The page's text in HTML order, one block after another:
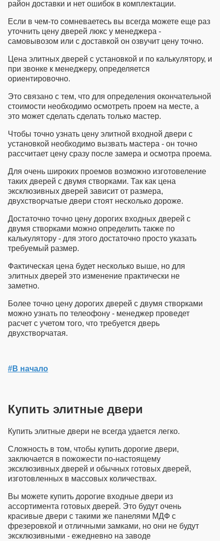
район доставки и нет ошибок в комплектации.
Если в чем-то сомневаетесь вы всегда можете еще раз
уточнить цену дверей люкс у менеджера -
самовывозом или с доставкой он озвучит цену точно.
Цена элитных дверей с установкой и по калькулятору, и
при звонке к менеджеру, определяется
ориентировочно.
Это связано с тем, что для определения окончательной
стоимости необходимо осмотреть проем на месте, а
это может сделать сделать только мастер.
Чтобы точно узнать цену элитной входной двери с
установкой необходимо вызвать мастера - он точно
рассчитает цену сразу после замера и осмотра проема.
Для очень широких проемов возможно изготовеление
таких дверей с двумя створками. Так как цена
эксклюзивных дверей зависит от размера,
двухстворчатые двери стоят несколько дороже.
Достаточно точно цену дорогих входных дверей с
двумя створками можно определить также по
калькулятору - для этого достаточно просто указать
требуемый размер.
Фактическая цена будет несколько выше, но для
элитных дверей это изменение практически не
заметно.
Более точно цену дорогих дверей с двумя створками
можно узнать по телеофону - менеджер проведет
расчет с учетом того, что требуется дверь
двухстворчатая.
#В начало
Купить элитные двери
Купить элитные двери не всегда удается легко.
Сложность в том, чтобы купить дорогие двери,
заключается в пожожести по-настоящему
эксклюзивных дверей и обычных готовых дверей,
изготовленных в массовых количествах.
Вы можете купить дорогие входные двери из
ассортимента готовых дверей. Это будут очень
красивые двери с такими же панелями МДФ с
фрезеровкой и отличными замками, но они не будут
эксклюзивными - ежедневно на заводе